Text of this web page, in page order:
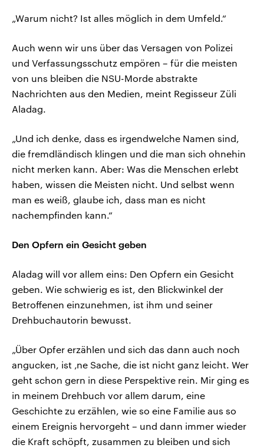
„Warum nicht? Ist alles möglich in dem Umfeld.“
Auch wenn wir uns über das Versagen von Polizei
und Verfassungsschutz empören – für die meisten
von uns bleiben die NSU-Morde abstrakte
Nachrichten aus den Medien, meint Regisseur Züli
Aladag.
„Und ich denke, dass es irgendwelche Namen sind,
die fremdländisch klingen und die man sich ohnehin
nicht merken kann. Aber: Was die Menschen erlebt
haben, wissen die Meisten nicht. Und selbst wenn
man es weiß, glaube ich, dass man es nicht
nachempfinden kann.“
Den Opfern ein Gesicht geben
Aladag will vor allem eins: Den Opfern ein Gesicht
geben. Wie schwierig es ist, den Blickwinkel der
Betroffenen einzunehmen, ist ihm und seiner
Drehbuchautorin bewusst.
„Über Opfer erzählen und sich das dann auch noch
angucken, ist ‚ne Sache, die ist nicht ganz leicht. Wer
geht schon gern in diese Perspektive rein. Mir ging es
in meinem Drehbuch vor allem darum, eine
Geschichte zu erzählen, wie so eine Familie aus so
einem Ereignis hervorgeht – und dann immer wieder
die Kraft schöpft, zusammen zu bleiben und sich